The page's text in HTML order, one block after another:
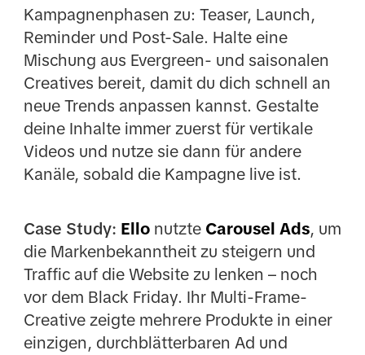
Kampagnenphasen zu: Teaser, Launch,
Reminder und Post-Sale. Halte eine
Mischung aus Evergreen- und saisonalen
Creatives bereit, damit du dich schnell an
neue Trends anpassen kannst. Gestalte
deine Inhalte immer zuerst für vertikale
Videos und nutze sie dann für andere
Kanäle, sobald die Kampagne live ist.
Case Study: Ellonutzte Carousel Ads, um
die Markenbekanntheit zu steigern und
Traffic auf die Website zu lenken – noch
vor dem Black Friday. Ihr Multi-Frame-
Creative zeigte mehrere Produkte in einer
einzigen, durchblätterbaren Ad und